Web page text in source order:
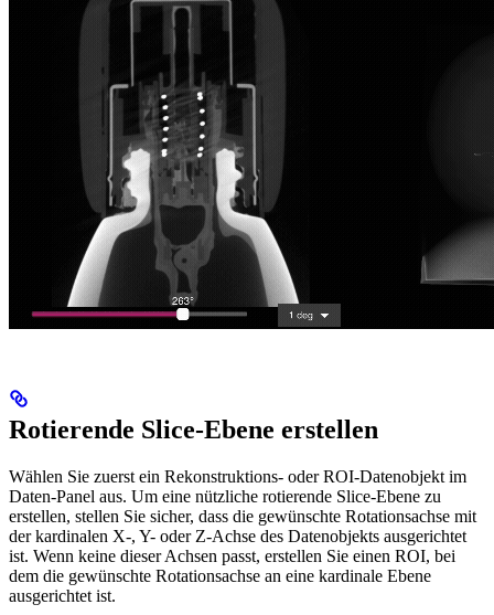
Rotierende Slice-Ebene erstellen
Wählen Sie zuerst ein Rekonstruktions- oder ROI-Datenobjekt im
Daten-Panel aus. Um eine nützliche rotierende Slice-Ebene zu
erstellen, stellen Sie sicher, dass die gewünschte Rotationsachse mit
der kardinalen X-, Y- oder Z-Achse des Datenobjekts ausgerichtet
ist. Wenn keine dieser Achsen passt, erstellen Sie einen ROI, bei
dem die gewünschte Rotationsachse an eine kardinale Ebene
ausgerichtet ist.